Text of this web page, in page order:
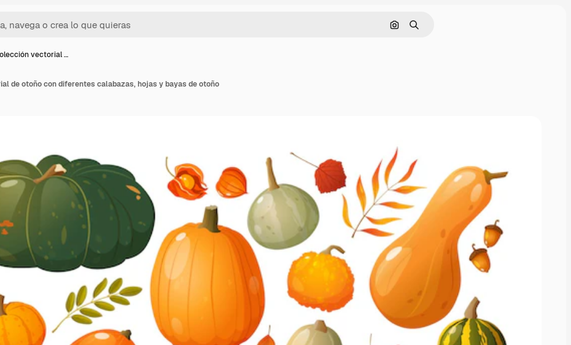
Buscar por imagen
Buscar
vectorial …
de otoño con diferentes calabazas, hojas y bayas de otoño